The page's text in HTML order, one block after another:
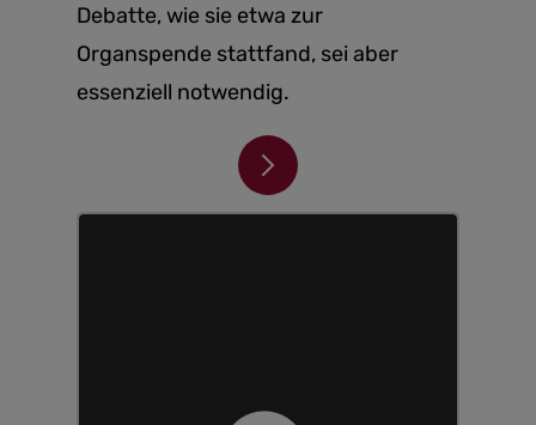
Debatte, wie sie etwa zur
Organspende stattfand, sei aber
essenziell notwendig.